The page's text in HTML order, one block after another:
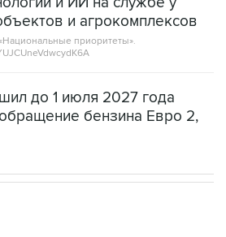
приоритеты».
до 1 июля 2027 года
открыли после